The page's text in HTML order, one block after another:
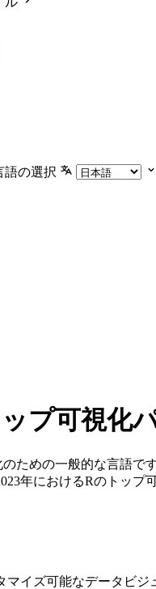
語の選択
プ可視化
ための一般的な言語で
年におけるRのトップ
マイズ可能なデータビ